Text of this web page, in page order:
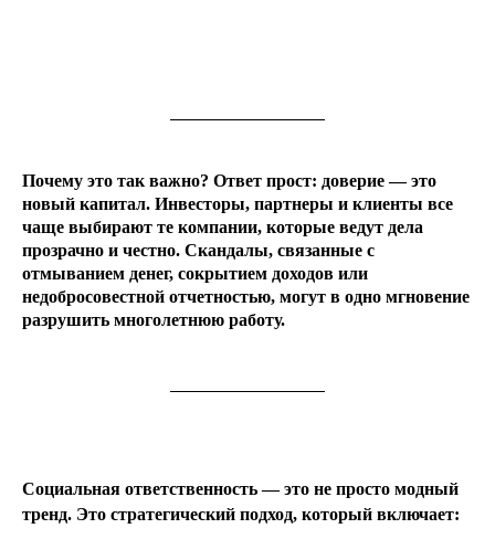
Почему это так важно? Ответ прост: доверие — это
новый капитал. Инвесторы, партнеры и клиенты все
чаще выбирают те компании, которые ведут дела
прозрачно и честно. Скандалы, связанные с
отмыванием денег, сокрытием доходов или
недобросовестной отчетностью, могут в одно мгновение
разрушить многолетнюю работу.
Социальная ответственность — это не просто модный
тренд. Это стратегический подход, который включает: